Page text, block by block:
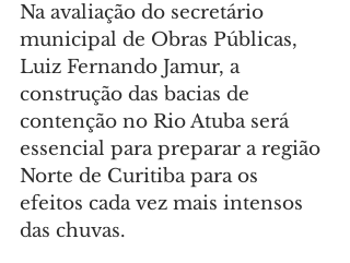
Na avaliação do secretário
municipal de Obras Públicas,
Luiz Fernando Jamur, a
construção das bacias de
contenção no Rio Atuba será
essencial para preparar a região
Norte de Curitiba para os
efeitos cada vez mais intensos
das chuvas.